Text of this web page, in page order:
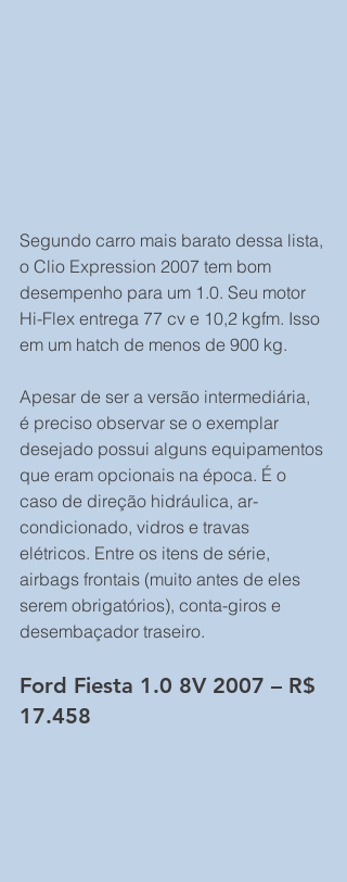
Segundo carro mais barato dessa lista,
o Clio Expression 2007 tem bom
desempenho para um 1.0. Seu motor
Hi-Flex entrega 77 cv e 10,2 kgfm. Isso
em um hatch de menos de 900 kg.
Apesar de ser a versão intermediária,
é preciso observar se o exemplar
desejado possui alguns equipamentos
que eram opcionais na época. É o
caso de direção hidráulica, ar-
condicionado, vidros e travas
elétricos. Entre os itens de série,
airbags frontais (muito antes de eles
serem obrigatórios), conta-giros e
desembaçador traseiro.
Ford Fiesta 1.0 8V 2007 – R$
17.458